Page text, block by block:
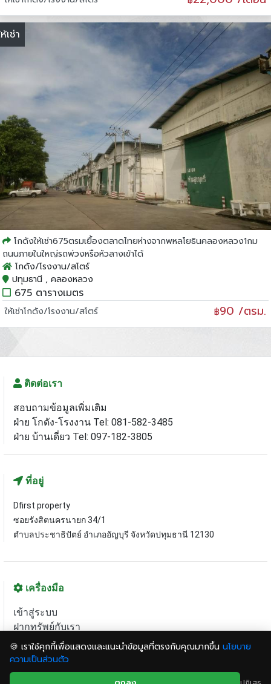
🍪 เราใช้คุกกี้เพื่อแสดงและแนะนำข้อมูลที่ตรงกับคุณมากขึ้น นโยบาย
ความเป็นส่วนตัว
เช่า
โกดังให้เช่า675ตรมเยื้องตลาดไทยห่างจากพหลโยธินคลองหลวง1กม
ถนนภายในใหญ่รถพ่วงหรือหัวลางเข้าได้
โกดัง/โรงงาน/สโตร์
ปทุมธานี , คลองหลวง
675 ตารางเมตร
ให้เช่าโกดัง/โรงงาน/สโตร์ ฿90 /ตรม.
ติดต่อเรา
สอบถามข้อมูลเพิ่มเติม
ฝ่าย โกดัง-โรงงาน Tel: 081-582-3485
ฝ่าย บ้านเดี่ยว Tel: 097-182-3805
ที่อยู่
Dfirst property
ซอยรังสิตนครนายก 34/1
ตำบลประชาธิปัตย์ อำเภออัญบุรี จังหวัดปทุมธานี 12130
เครื่องมือ
เข้าสู่ระบบ
ฝากทรัพย์กับเรา
แผนที่เว็บไซต์